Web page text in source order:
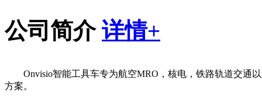
公司简介 详情+
Onvisio智能工具车专为航空MRO，核电，铁路轨道交通
方案。